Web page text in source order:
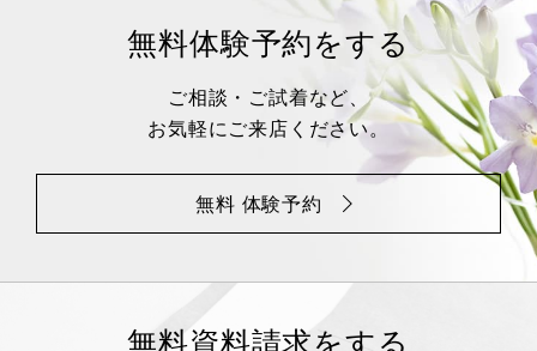
無料体験予約をする
ご相談・ご試着など、
お気軽にご来店ください。
無料 体験予約
無料資料請求をする